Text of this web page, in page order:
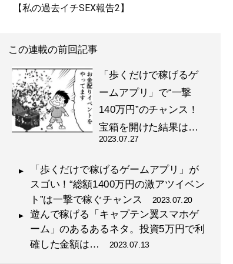
【私の過去イチSEX報告2】
この連載の前回記事
「歩くだけで稼げるゲ
ームアプリ」で“一撃
140万円”のチャンス！
宝箱を開けた結果は…
2023.07.27
「歩くだけで稼げるゲームアプリ」が
スゴい！“総額1400万円の激アツイベン
ト”は一撃で稼ぐチャンス 2023.07.20
遊んで稼げる「キャプテン翼スマホゲ
ーム」のあるあるネタ。投資5万円で利
確した金額は…
2023.07.13